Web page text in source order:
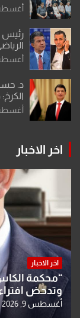
أغسطس 9,
رئيس
أغسطس 8,
د.
أغسطس 8,
اخر الاخبار
اخر الاخبار
“محكمة
وتدحض
الشكوى
أغسطس 9, 2026